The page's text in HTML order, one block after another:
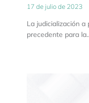
17 de julio de 2023
La judicialización
precedente para